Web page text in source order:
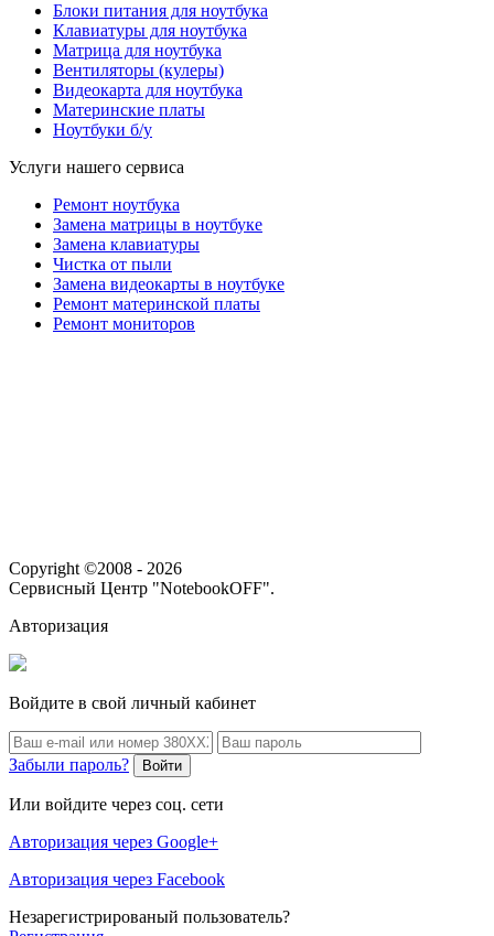
Блоки питания для ноутбука
Клавиатуры для ноутбука
Матрица для ноутбука
Вентиляторы (кулеры)
Видеокарта для ноутбука
Материнские платы
Ноутбуки б/у
Услуги нашего сервиса
Ремонт ноутбука
Замена матрицы в ноутбуке
Замена клавиатуры
Чистка от пыли
Замена видеокарты в ноутбуке
Ремонт материнской платы
Ремонт мониторов
Copyright ©2008 - 2026
Сервисный Центр "NotebookOFF".
Авторизация
Войдите в свой личный кабинет
Забыли пароль? Войти
Или войдите через соц. сети
Авторизация через Google+
Авторизация через Facebook
Незарегистрированый пользователь?